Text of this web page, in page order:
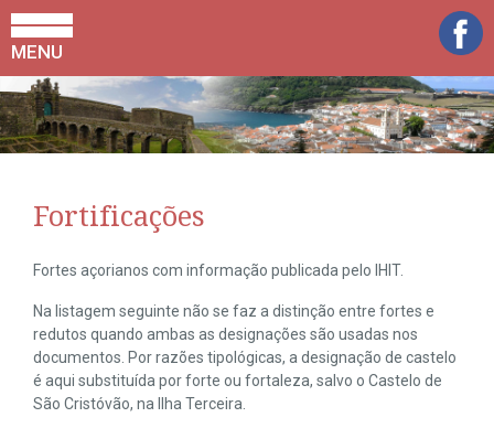
MENU
Fortificações
Fortes açorianos com informação publicada pelo IHIT.
Na listagem seguinte não se faz a distinção entre fortes e
redutos quando ambas as designações são usadas nos
documentos. Por razões tipológicas, a designação de castelo
é aqui substituída por forte ou fortaleza, salvo o Castelo de
São Cristóvão, na Ilha Terceira.